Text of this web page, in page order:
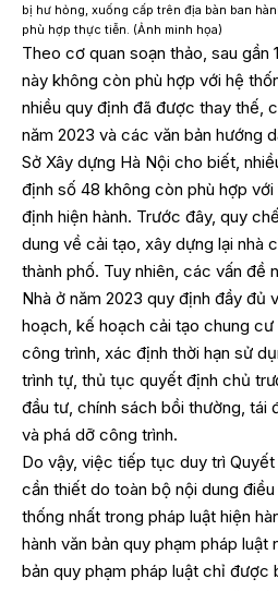
bị hư hỏng, xuống cấp trên địa bàn ban
phù hợp thực tiễn. (Ảnh minh họa)
Theo cơ quan soạn thảo, sau gần
này không còn phù hợp với hệ
nhiều quy định đã được thay thế,
năm 2023 và các văn bản hướng
Sở Xây dựng Hà Nội cho biết,
định số 48 không còn phù hợp
định hiện hành. Trước đây, quy
dung về cải tạo, xây dựng lại nhà
thành phố. Tuy nhiên, các vấn đề
Nhà ở năm 2023 quy định đầy đủ
hoạch, kế hoạch cải tạo chung
công trình, xác định thời hạn sử
trình tự, thủ tục quyết định chủ
đầu tư, chính sách bồi thường, tái
và phá dỡ công trình.
Do vậy, việc tiếp tục duy trì
cần thiết do toàn bộ nội dung
thống nhất trong pháp luật hiện
hành văn bản quy phạm pháp luật
bản quy phạm pháp luật chỉ được